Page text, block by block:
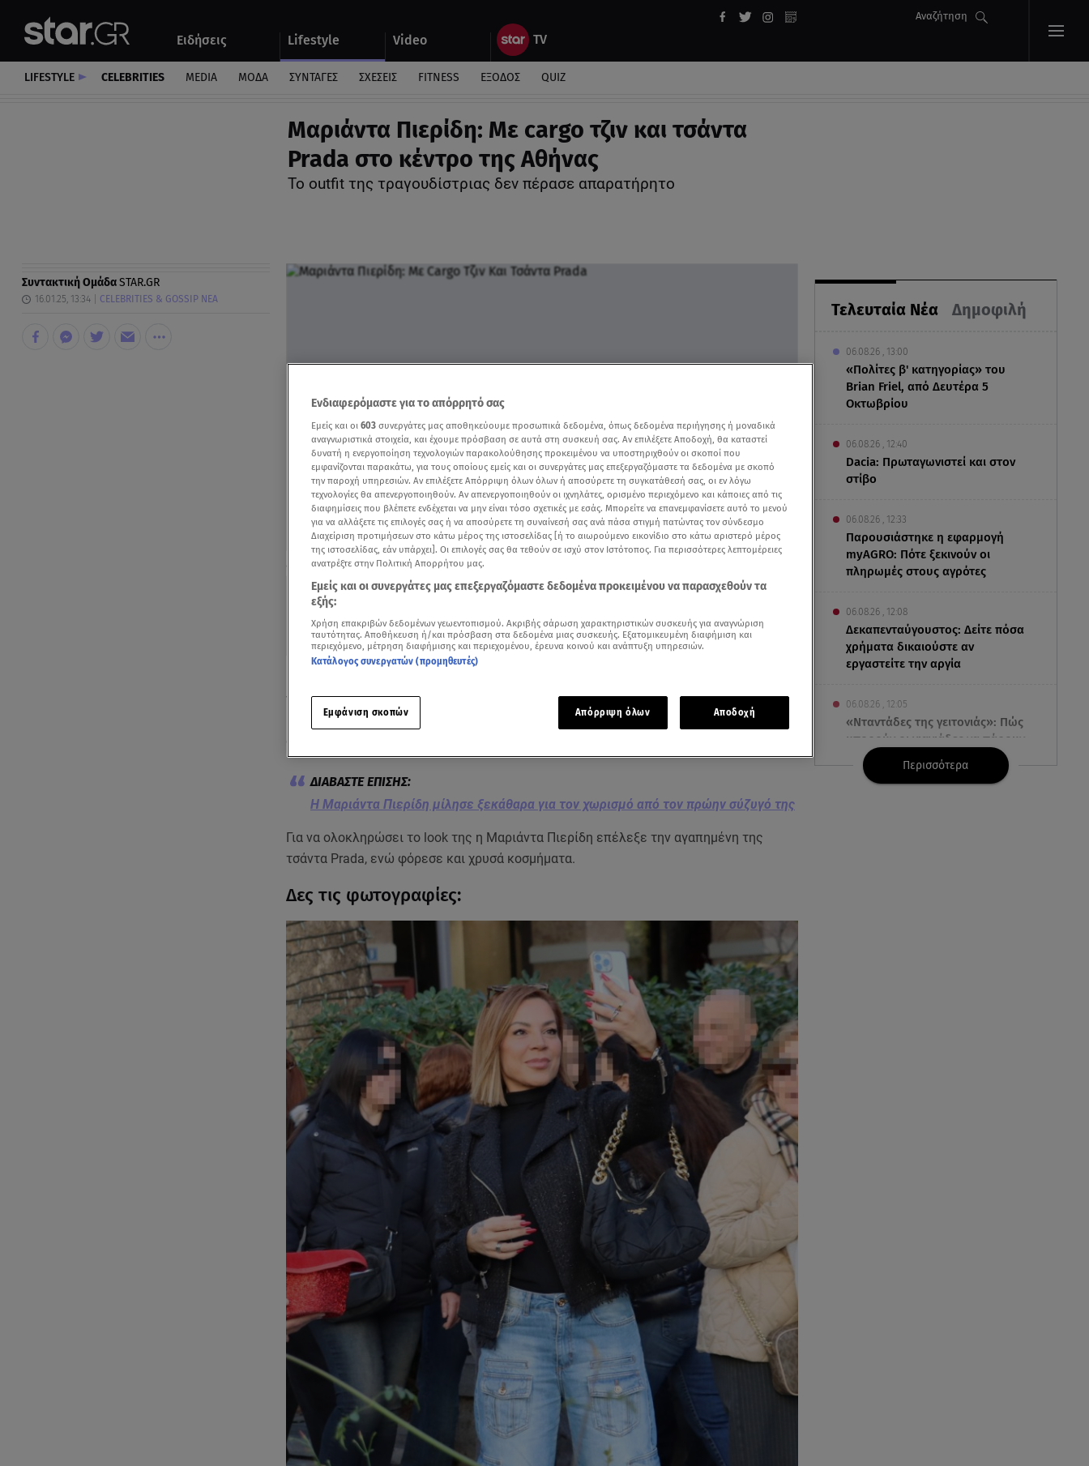
Ειδήσεις Lifestyle Video
Αναζήτηση
Αυτοκίνητο
LIFESTYLE CELEBRITIES MEDIA ΜΟΔΑ ΣΥΝΤΑΓΕΣ ΣΧΕΣΕΙΣ FITNESS ΕΞΟΔΟΣ QUIZ
Μαριάντα Πιερίδη: Με cargo τζιν και τσάντα
Prada στο κέντρο της Αθήνας
To outfit της τραγουδίστριας δεν πέρασε απαρατήρητο
Τελευταία Νέα Δημοφιλή
06.08.26 , 13:00
«Πολίτες β' κατηγορίας» του
Brian Friel, από Δευτέρα 5
Οκτωβρίου
06.08.26 , 12:40
Dacia: Πρωταγωνιστεί και στον
στίβο
06.08.26 , 12:33
Παρουσιάστηκε η εφαρμογή
myAGRO: Πότε ξεκινούν οι
πληρωμές στους αγρότες
06.08.26 , 12:08
Δεκαπενταύγουστος: Δείτε πόσα
χρήματα δικαιούστε αν
εργαστείτε την αργία
06.08.26 , 12:05
«Νταντάδες της γειτονιάς»: Πώς
μπορούν οι γιαγιάδες να πάρουν
500€ τον μήνα
Περισσότερα
Συντακτική ΟμάδαSTAR.GR
16.01.25, 13:34 CELEBRITIES & GOSSIP ΝΕΑ
Παλαιότερο βίντεο της Μαριάντας Πιερίδη/ Βίντεο Breakfast@Star
Δείτε περισσότερα άρθρα μας στα αποτελέσματα αναζήτησης
Add star.gr on Google
ντύσιμό της δεν πέρασε απαρατήρητο. Η γνωστή τραγουδίστρια, επέλεξε ένα
υπέροχο cargo μπλε τζιν παντελόνι, που κολάκευε ιδιαίτερα τη σιλουέτα της και το
Η Μαριάντα Πιερίδη μίλησε ξεκάθαρα για τον χωρισμό από τον πρώην σύζυγό της
Για να ολοκληρώσει το look της η Μαριάντα Πιερίδη επέλεξε την αγαπημένη της
τσάντα Prada, ενώ φόρεσε και χρυσά κοσμήματα.
Δες τις φωτογραφίες:
Ενδιαφερόμαστε για το απόρρητό σας
Εμείς και οι 603 συνεργάτες μας αποθηκεύουμε προσωπικά δεδομένα, όπως δεδομένα περιήγησης ή μοναδικά
αναγνωριστικά στοιχεία, και έχουμε πρόσβαση σε αυτά στη συσκευή σας. Αν επιλέξετε Αποδοχή, θα καταστεί
δυνατή η ενεργοποίηση τεχνολογιών παρακολούθησης προκειμένου να υποστηριχθούν οι σκοποί που
εμφανίζονται παρακάτω, για τους οποίους εμείς και οι συνεργάτες μας επεξεργαζόμαστε τα δεδομένα με σκοπό
την παροχή υπηρεσιών. Αν επιλέξετε Απόρριψη όλων όλων ή αποσύρετε τη συγκατάθεσή σας, οι εν λόγω
τεχνολογίες θα απενεργοποιηθούν. Αν απενεργοποιηθούν οι ιχνηλάτες, ορισμένο περιεχόμενο και κάποιες από τις
διαφημίσεις που βλέπετε ενδέχεται να μην είναι τόσο σχετικές με εσάς. Μπορείτε να επανεμφανίσετε αυτό το μενού
για να αλλάξετε τις επιλογές σας ή να αποσύρετε τη συναίνεσή σας ανά πάσα στιγμή πατώντας τον σύνδεσμο
Διαχείριση προτιμήσεων στο κάτω μέρος της ιστοσελίδας [ή το αιωρούμενο εικονίδιο στο κάτω αριστερό μέρος
της ιστοσελίδας, εάν υπάρχει]. Οι επιλογές σας θα τεθούν σε ισχύ στον Ιστότοπος. Για περισσότερες λεπτομέρειες
ανατρέξτε στην Πολιτική Απορρήτου μας.
Εμείς και οι συνεργάτες μας επεξεργαζόμαστε δεδομένα προκειμένου να παρασχεθούν τα
εξής:
Χρήση επακριβών δεδομένων γεωεντοπισμού. Ακριβής σάρωση χαρακτηριστικών συσκευής για αναγνώριση
ταυτότητας. Αποθήκευση ή/και πρόσβαση στα δεδομένα μιας συσκευής. Εξατομικευμένη διαφήμιση και
περιεχόμενο, μέτρηση διαφήμισης και περιεχομένου, έρευνα κοινού και ανάπτυξη υπηρεσιών.
Κατάλογος συνεργατών (προμηθευτές)
Εμφάνιση σκοπών Απόρριψη όλων Αποδοχή